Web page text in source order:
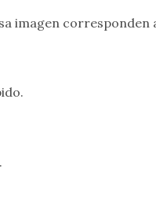
imagen corresponden